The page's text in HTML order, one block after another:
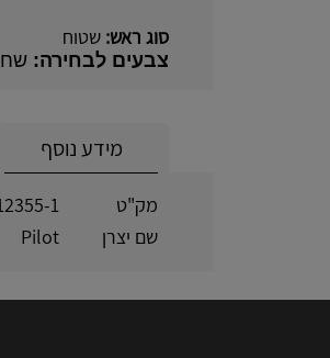
סוג ראש: שטוח
צבעים לבחירה:
מידע נוסף
מק"ט
1
שם יצרן
Pilot